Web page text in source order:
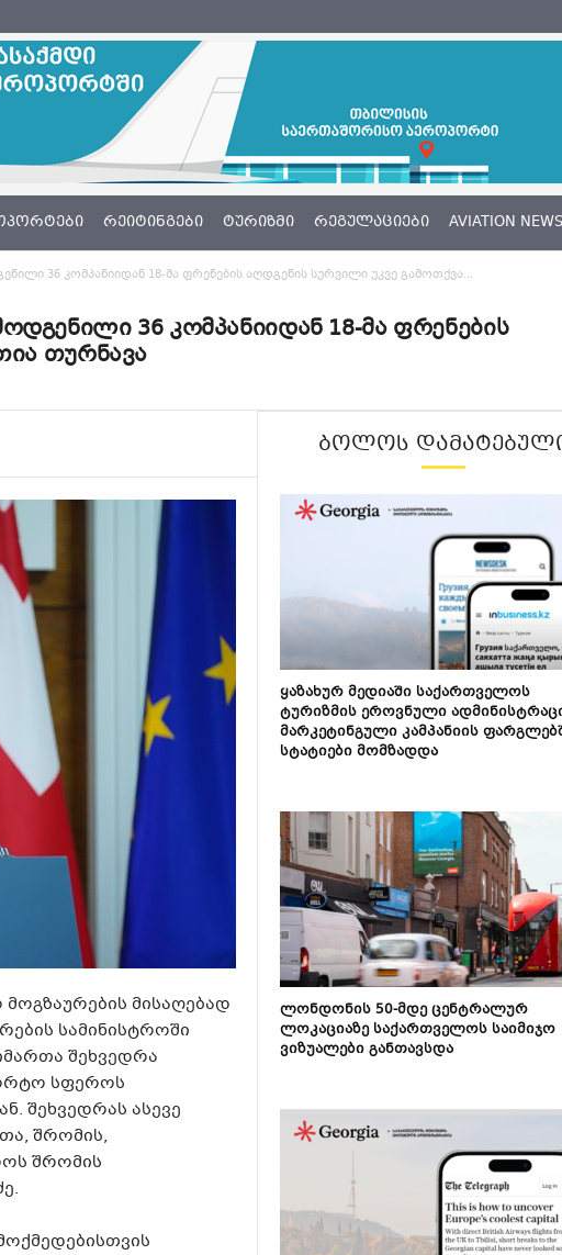
ᲠᲔᲘᲢᲘᲜᲒᲔᲑᲘ ᲢᲣᲠᲘᲖᲛᲘ ᲠᲔᲒᲣᲚᲐᲪᲘᲔᲑᲘ AVIATION NEWS
36 კომპანიიდან 18-მა ფრენების აღდგენის სურვილი უკვე გამოთქვა...
36 კომპანიიდან 18-მა ფრენების
თურნავა
მისაღებად
სამინისტროში
შეხვედრა
სფეროს
შეხვედრას ასევე
შრომის,
შრომის
ᲑᲝᲚᲝᲡ
ყაზახურ მედიაში საქართველოს
ტურიზმის ეროვნული
მარკეტინგული კამპანიის
სტატიები მომზადდა
ლონდონის 50-მდე ცენტრალურ
ლოკაციაზე საქართველოს საიმიჯო
ვიზუალები განთავსდა